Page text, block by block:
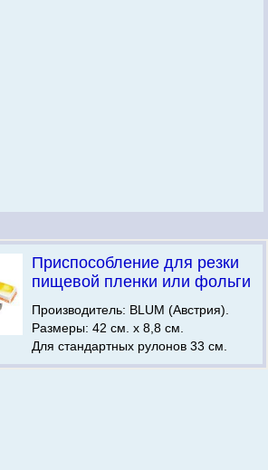
Приспособление для резки
пищевой пленки или фольги
Производитель: BLUM (Австрия).
Размеры: 42 см. х 8,8 см.
Для стандартных рулонов 33 см.